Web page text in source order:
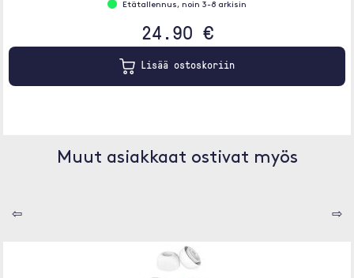
Etätallennus, noin 3-8 arkisin
24.90 €
Lisää ostoskoriin
Muut asiakkaat ostivat myös
⇦ ⇨